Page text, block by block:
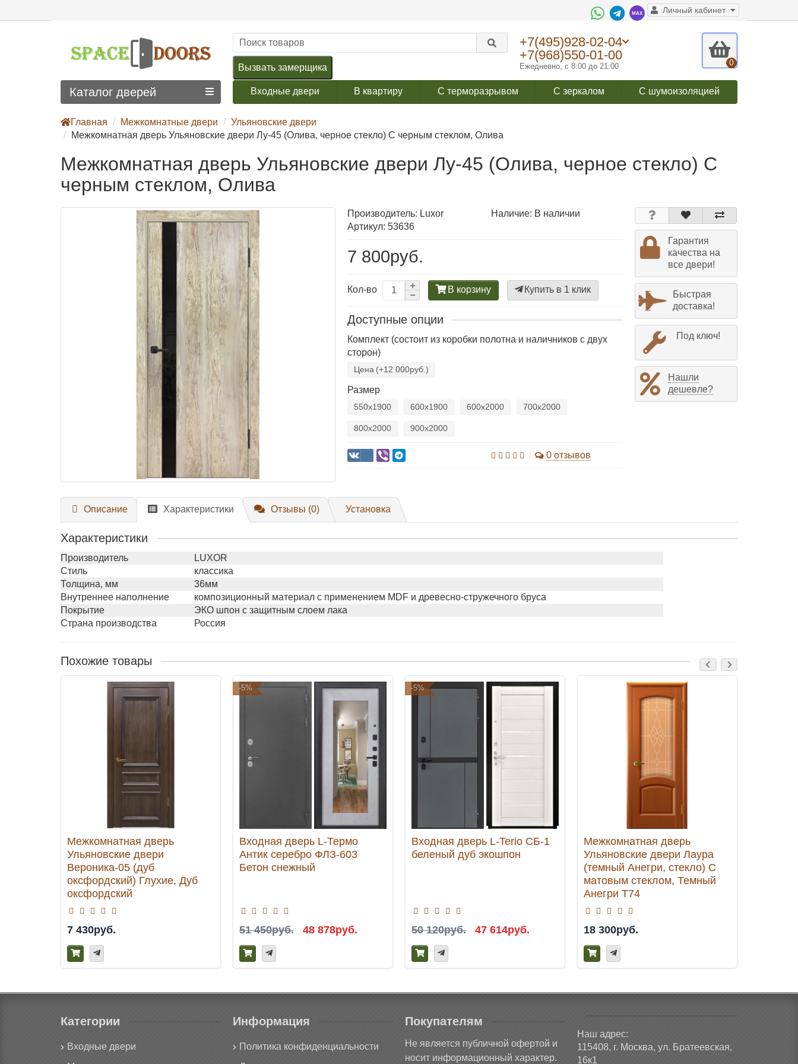
Личный кабинет
+7(495)928-02-04
+7(968)550-01-00
Ежедневно, с 8:00 до 21:00 0
Вызвать замерщика
Входные двери В квартиру С терморазрывом С зеркалом С шумоизоляцией
Каталог дверей
Главная Межкомнатные двери
Ульяновские двери
Межкомнатная дверь Ульяновские двери Лу-45 (Олива, черное стекло) С черным стеклом, Олива
Межкомнатная дверь Ульяновские двери Лу-45 (Олива, черное стекло) С
черным стеклом, Олива
Производитель: Luxor
Наличие: В наличии
Артикул: 53636
7 800руб.
Кол-во В корзину Купить в 1 клик
Доступные опции
Комплект (состоит из коробки полотна и наличников с двух
сторон)
Цена (+12 000руб.)
Размер
550х1900 600х1900 600х2000 700х2000
800х2000 900х2000
0 отзывов
Гарантия
качества на
все двери!
Быстрая
доставка!
Под ключ!
Нашли
дешевле?
Описание Характеристики Отзывы (0) Установка
Характеристики
Производитель
LUXOR
Стиль
классика
Толщина, мм
36мм
Внутреннее наполнение
композиционный материал с применением MDF и древесно-стружечного бруса
Покрытие
ЭКО шпон с защитным слоем лака
Страна производства
Россия
Похожие товары
Межкомнатная дверь
Ульяновские двери
Вероника-05 (дуб
оксфордский) Глухие, Дуб
оксфордский
7 430руб.
-5%
Входная дверь L-Термо
Антик серебро ФЛЗ-603
Бетон снежный
51 450руб. 48 878руб.
-5%
Входная дверь L-Terio СБ-1
беленый дуб экошпон
50 120руб. 47 614руб.
Межкомнатная дверь
Ульяновские двери Лаура
(темный Анегри, стекло) С
матовым стеклом, Темный
Анегри Т74
18 300руб.
Категории
Входные двери
Информация
Политика конфиденциальности
Покупателям
Не является публичной офертой и
носит информационный характер.
Наш адрес:
115408, г. Москва, ул. Братеевская,
16к1